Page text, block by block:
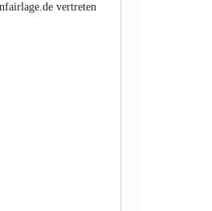
vertreten